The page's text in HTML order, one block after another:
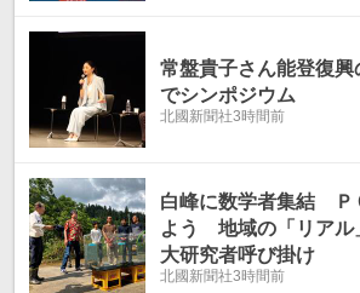
常盤貴子さん能登復
でシンポジウム
北國新聞社3時間前
白峰に数学者集結 Ｐ
よう 地域の「リア
大研究者呼び掛け
北國新聞社3時間前